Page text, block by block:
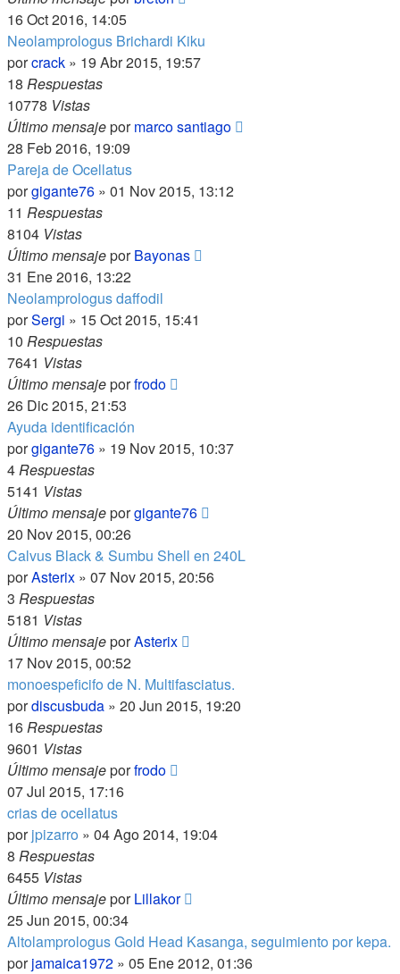
16 Oct 2016, 14:05
Neolamprologus Brichardi Kiku
porcrack » 19 Abr 2015, 19:57
18 Respuestas
10778 Vistas
Último mensajepormarco santiago
28 Feb 2016, 19:09
Pareja de Ocellatus
porgigante76 » 01 Nov 2015, 13:12
11 Respuestas
8104 Vistas
Último mensajeporBayonas
31 Ene 2016, 13:22
Neolamprologus daffodil
porSergi » 15 Oct 2015, 15:41
10 Respuestas
7641 Vistas
Último mensajeporfrodo
26 Dic 2015, 21:53
Ayuda identificación
porgigante76 » 19 Nov 2015, 10:37
4Respuestas
5141 Vistas
Último mensajeporgigante76
20 Nov 2015, 00:26
Calvus Black & Sumbu Shell en 240L
porAsterix » 07 Nov 2015, 20:56
3 Respuestas
5181 Vistas
Último mensajeporAsterix
17 Nov 2015, 00:52
monoespeficifo de N. Multifasciatus.
pordiscusbuda » 20 Jun 2015, 19:20
16Respuestas
9601 Vistas
Último mensajeporfrodo
07 Jul 2015, 17:16
crias de ocellatus
porjpizarro » 04 Ago 2014, 19:04
8 Respuestas
6455 Vistas
Último mensajeporLillakor
25 Jun 2015, 00:34
Altolamprologus Gold Head Kasanga, seguimiento por kepa.
porjamaica1972 » 05 Ene 2012, 01:36